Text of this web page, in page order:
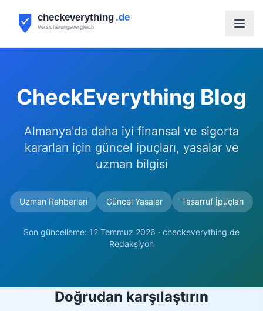
CheckEverything Blog
Almanya'da daha iyi finansal ve sigorta
kararları için güncel ipuçları, yasalar ve
uzman bilgisi
Uzman Rehberleri Güncel Yasalar Tasarruf İpuçları
Son güncelleme: 12 Temmuz 2026 · checkeverything.de
Redaksiyon
Doğrudan karşılaştırın